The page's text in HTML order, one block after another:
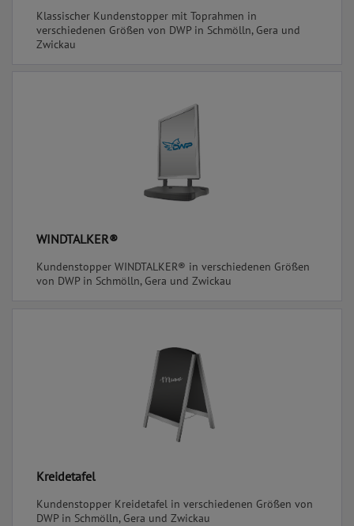
Klassischer Kundenstopper mit Toprahmen in
verschiedenen Größen von DWP in Schmölln, Gera und
Zwickau
WINDTALKER®
Kundenstopper WINDTALKER® in verschiedenen Größen
von DWP in Schmölln, Gera und Zwickau
Kreidetafel
Kundenstopper Kreidetafel in verschiedenen Größen von
DWP in Schmölln, Gera und Zwickau